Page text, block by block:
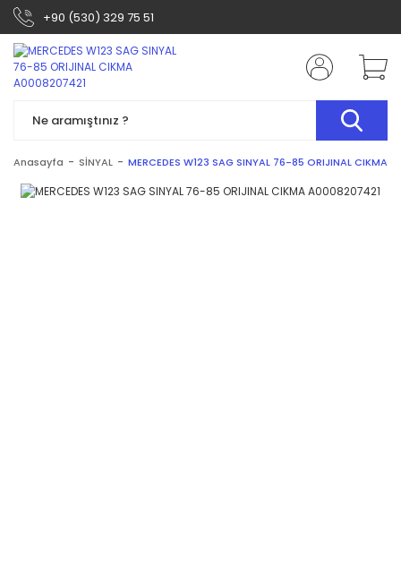
+90 (530) 329 75 51
Anasayfa SİNYAL MERCEDES W123 SAG SINYAL 76-85 ORIJINAL CIKMA